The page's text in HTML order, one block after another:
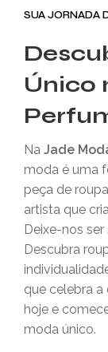
SUA JORNADA
Único
Na Jade
moda é uma
peça de
artista que
Deixe-nos
Descubra
que celebra a
hoje e
moda único.